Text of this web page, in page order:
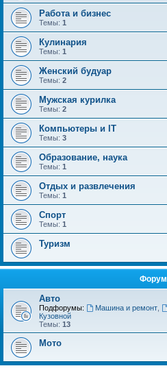
Работа и бизнес
Темы: 1
Кулинария
Темы: 1
Женский будуар
Темы: 2
Мужская курилка
Темы: 2
Компьютеры и IT
Темы: 3
Образование, наука
Темы: 1
Отдых и развлечения
Темы: 1
Спорт
Темы: 1
Туризм
Форум
Авто
Подфорумы: Машина и ремонт,
Кузовной
Темы: 13
Мото